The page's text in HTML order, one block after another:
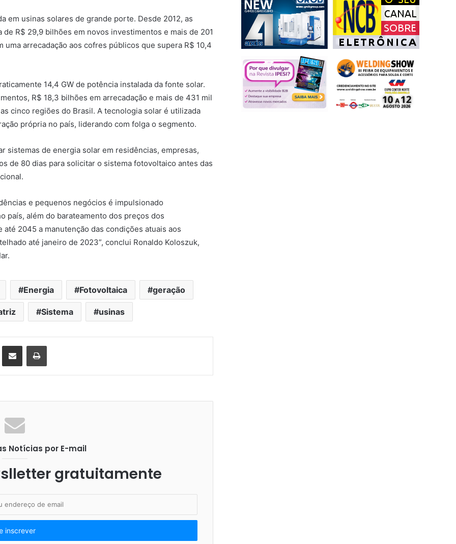
em usinas solares de grande porte. Desde 2012, as
R$ 29,9 bilhões em novos investimentos e mais de 201
arrecadação aos cofres públicos que supera R$ 10,4
14,4 GW de potência instalada da fonte solar.
R$ 18,3 bilhões em arrecadação e mais de 431 mil
cinco regiões do Brasil. A tecnologia solar é utilizada
própria no país, liderando com folga o segmento.
sistemas de energia solar em residências, empresas,
de 80 dias para solicitar o sistema fotovoltaico antes das
e pequenos negócios é impulsionado
país, além do barateamento dos preços dos
2045 a manutenção das condições atuais aos
até janeiro de 2023”, conclui Ronaldo Koloszuk,
Energia Fotovoltaica geração
Sistema usinas
Notícias por E-mail
gratuitamente